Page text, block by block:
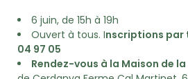
6 juin, de 15h à 19h
Ouvert à tous. Inscriptions par
04 97 05
Rendez-vous à la Maison de